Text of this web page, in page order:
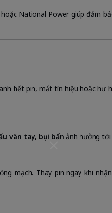
hoặc National Power giúp đảm
hết pin, mất tín hiệu hoặc hư
vân tay, bụi bẩn ảnh hưởng tới
mạch. Thay pin ngay khi